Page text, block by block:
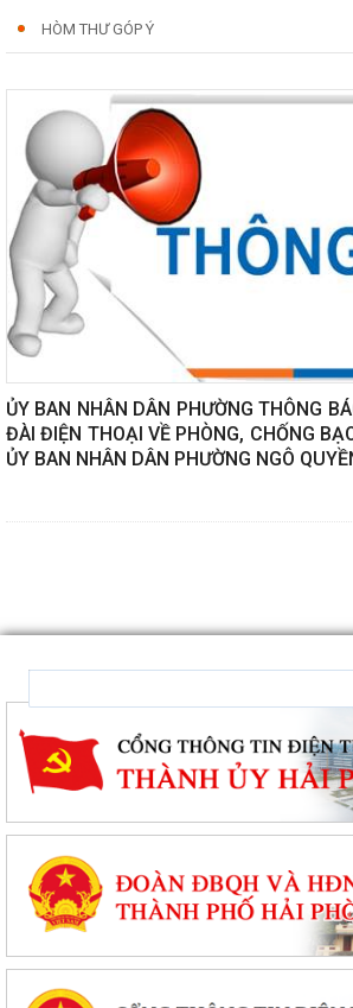
HÒM THƯ GÓP Ý
ỦY BAN NHÂN DÂN PHƯỜNG THÔNG
ĐÀI ĐIỆN THOẠI VỀ PHÒNG, CHỐNG
ỦY BAN NHÂN DÂN PHƯỜNG NGÔ